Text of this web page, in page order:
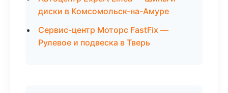
диски в Комсомольск-на-Амуре
Сервис-центр Моторс FastFix —
Рулевое и подвеска в Тверь